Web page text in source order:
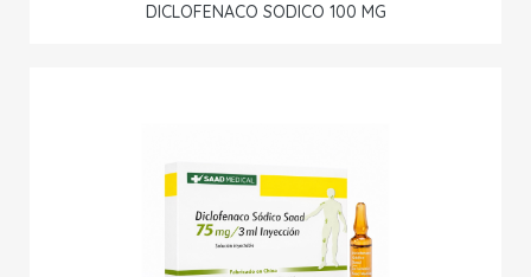
DICLOFENACO SODICO 100 MG